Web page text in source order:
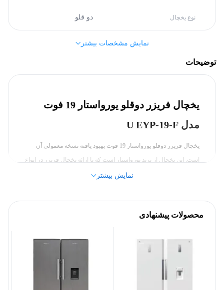
نوع یخچال دو قلو
یورواستار (Eurostar)
ابعاد محصول
پهنا ۶۰۰ میلی‌متر
70*66*193.5 سانتی‌متر
سایر مشخصات
گنجایش کل به فوت
نمایش مشخصات بیشتر
توضیحات
یخچال فریزر دوقلو یورواستار 19 فوت
مدل U EYP-19-F
یخچال فریزر دوقلو یورواستار 19 فوت بهبود یافته نسخه معمولی آن
است. این یخچال از برند یورواستار است که با ارائه یخچال فریزر در انواع
و اقسام مختلف، ضمن تولید محصولی با کیفیت؛ سعی داشته با توجه به
یورواستار در طراحی این محصول، از نمایشگر بزرگ‌تر و با جزئیات
بیشتر استفاده کرده است تا حس بهتری را برای شما رقم بزند. ظرفیت
پرجمعیت را جوابگو باشد. اگر خانواده پرجمعیتی دارید یا عموماً مواد
غذایی با حجم بالایی خریداری می‌کنید، این مدل از یورواستار یکی از
بهترین گزینه‌ها برای
خرید یخچال فریزر یورو استاراست.
نمایش بیشتر
محصولات پیشنهادی